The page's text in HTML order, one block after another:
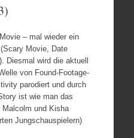
– mal wieder ein
Movie, Date
Diesmal wird die aktuell
von Found-Footage-
parodiert und durch
ist wie man das
und Kisha
Jungschauspielern)